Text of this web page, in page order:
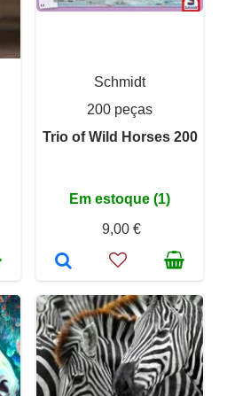
Schmidt
200 peças
Trio of Wild Horses 200
Em estoque (1)
9,00 €